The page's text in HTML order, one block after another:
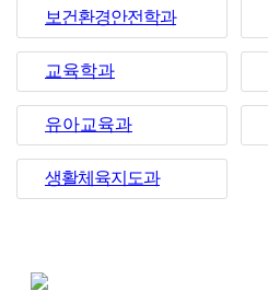
보건환경안전학과
교육학과
유아교육과
생활체육지도과